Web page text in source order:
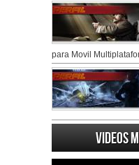
para Movil
Videos